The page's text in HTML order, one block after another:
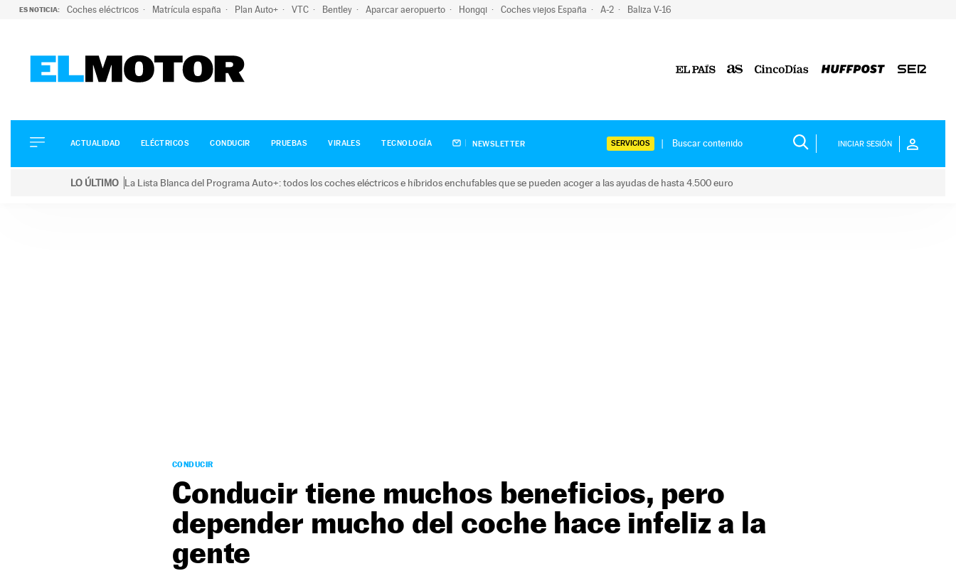
ES NOTICIA: Coches eléctricos Matrícula españa Plan Auto+ VTC Bentley Aparcar aeropuerto Hongqi Coches viejos España A-2 Baliza V-16
ELÉCTRICOS
CONDUCIR
ACTUALIDAD ELÉCTRICOS CONDUCIR PRUEBAS VIRALES TECNOLOGÍA NEWSLETTER SERVICIOS INICIAR SESIÓN
LO ÚLTIMO La Lista Blanca del Programa Auto+: todos los coches eléctricos e híbridos enchufables que se pueden acoger a las ayudas de hasta 4.500 euro
CONDUCIR
Conducir tiene muchos beneficios, pero
depender mucho del coche hace infeliz a la
gente